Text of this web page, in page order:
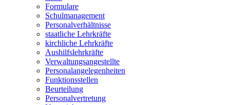
Formulare
Schulmanagement
Personalverhältnisse
staatliche Lehrkräfte
kirchliche Lehrkräfte
Aushilfslehrkräfte
Verwaltungsangestellte
Personalangelegenheiten
Funktionsstellen
Beurteilung
Personalvertretung